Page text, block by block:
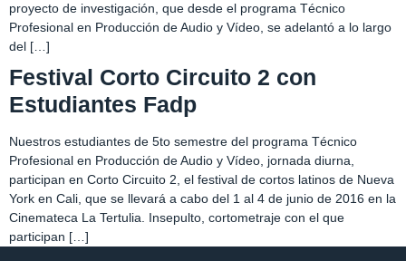
proyecto de investigación, que desde el programa Técnico
Profesional en Producción de Audio y Vídeo, se adelantó a lo largo
del […]
Festival Corto Circuito 2 con
Estudiantes Fadp
Nuestros estudiantes de 5to semestre del programa Técnico
Profesional en Producción de Audio y Vídeo, jornada diurna,
participan en Corto Circuito 2, el festival de cortos latinos de Nueva
York en Cali, que se llevará a cabo del 1 al 4 de junio de 2016 en la
Cinemateca La Tertulia. Insepulto, cortometraje con el que
participan […]